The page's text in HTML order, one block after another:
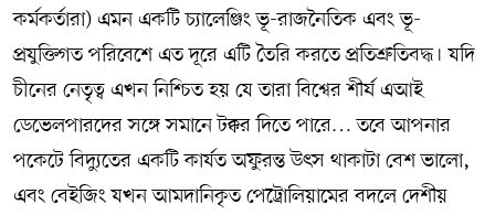
কর্মকর্তারা) এমন একটি চ্যালেঞ্জিং ভূ-রাজনৈতিক এবং ভূ-
প্রযুক্তিগত পরিবেশে এত দূরে এটি তৈরি করতে প্রতিশ্রুতিবদ্ধ। যদি
চীনের নেতৃত্ব এখন নিশ্চিত হয় যে তারা বিশ্বের শীর্ষ এআই
ডেভেলপারদের সঙ্গে সমানে টক্কর দিতে পারে… তবে আপনার
পকেটে বিদ্যুতের একটি কার্যত অফুরন্ত উৎস থাকাটা বেশ ভালো,
এবং বেইজিং যখন আমদানিকৃত পেট্রোলিয়ামের বদলে দেশীয়